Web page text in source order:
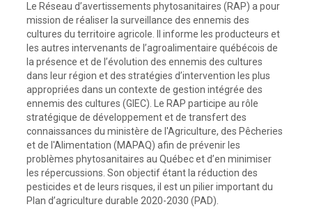
Le Réseau d’avertissements phytosanitaires (RAP) a pour
mission de réaliser la surveillance des ennemis des
cultures du territoire agricole. Il informe les producteurs et
les autres intervenants de l’agroalimentaire québécois de
la présence et de l’évolution des ennemis des cultures
dans leur région et des stratégies d’intervention les plus
appropriées dans un contexte de gestion intégrée des
ennemis des cultures (GIEC). Le RAP participe au rôle
stratégique de développement et de transfert des
connaissances du ministère de l'Agriculture, des Pêcheries
et de l'Alimentation (MAPAQ) afin de prévenir les
problèmes phytosanitaires au Québec et d’en minimiser
les répercussions. Son objectif étant la réduction des
pesticides et de leurs risques, il est un pilier important du
Plan d’agriculture durable 2020-2030 (PAD).